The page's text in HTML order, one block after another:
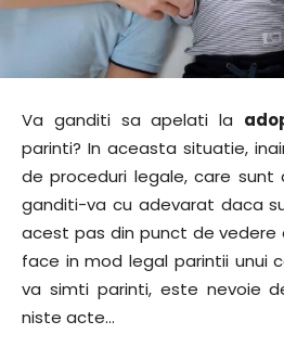
Va ganditi sa apelati la
parinti? In aceasta situatie,
de proceduri legale, care
ganditi-va cu adevarat daca
acest pas din punct de vedere
face in mod legal parintii unui
va simti parinti, este nevoie
niste acte…